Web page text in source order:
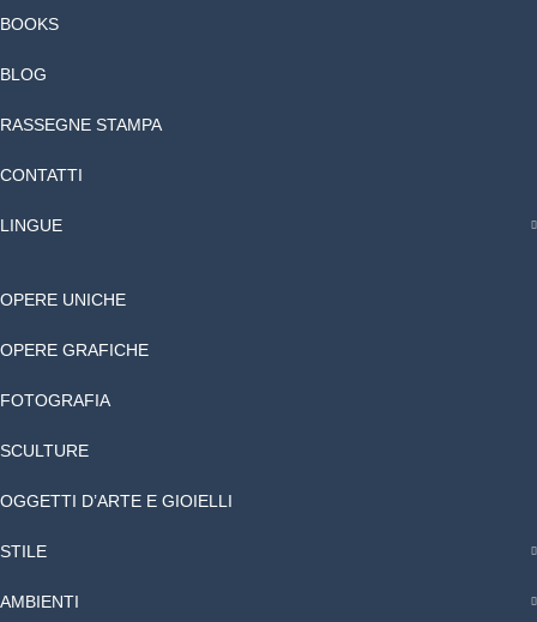
BOOKS
BLOG
RASSEGNE STAMPA
CONTATTI
LINGUE
OPERE UNICHE
OPERE GRAFICHE
FOTOGRAFIA
SCULTURE
OGGETTI D’ARTE E GIOIELLI
STILE
AMBIENTI